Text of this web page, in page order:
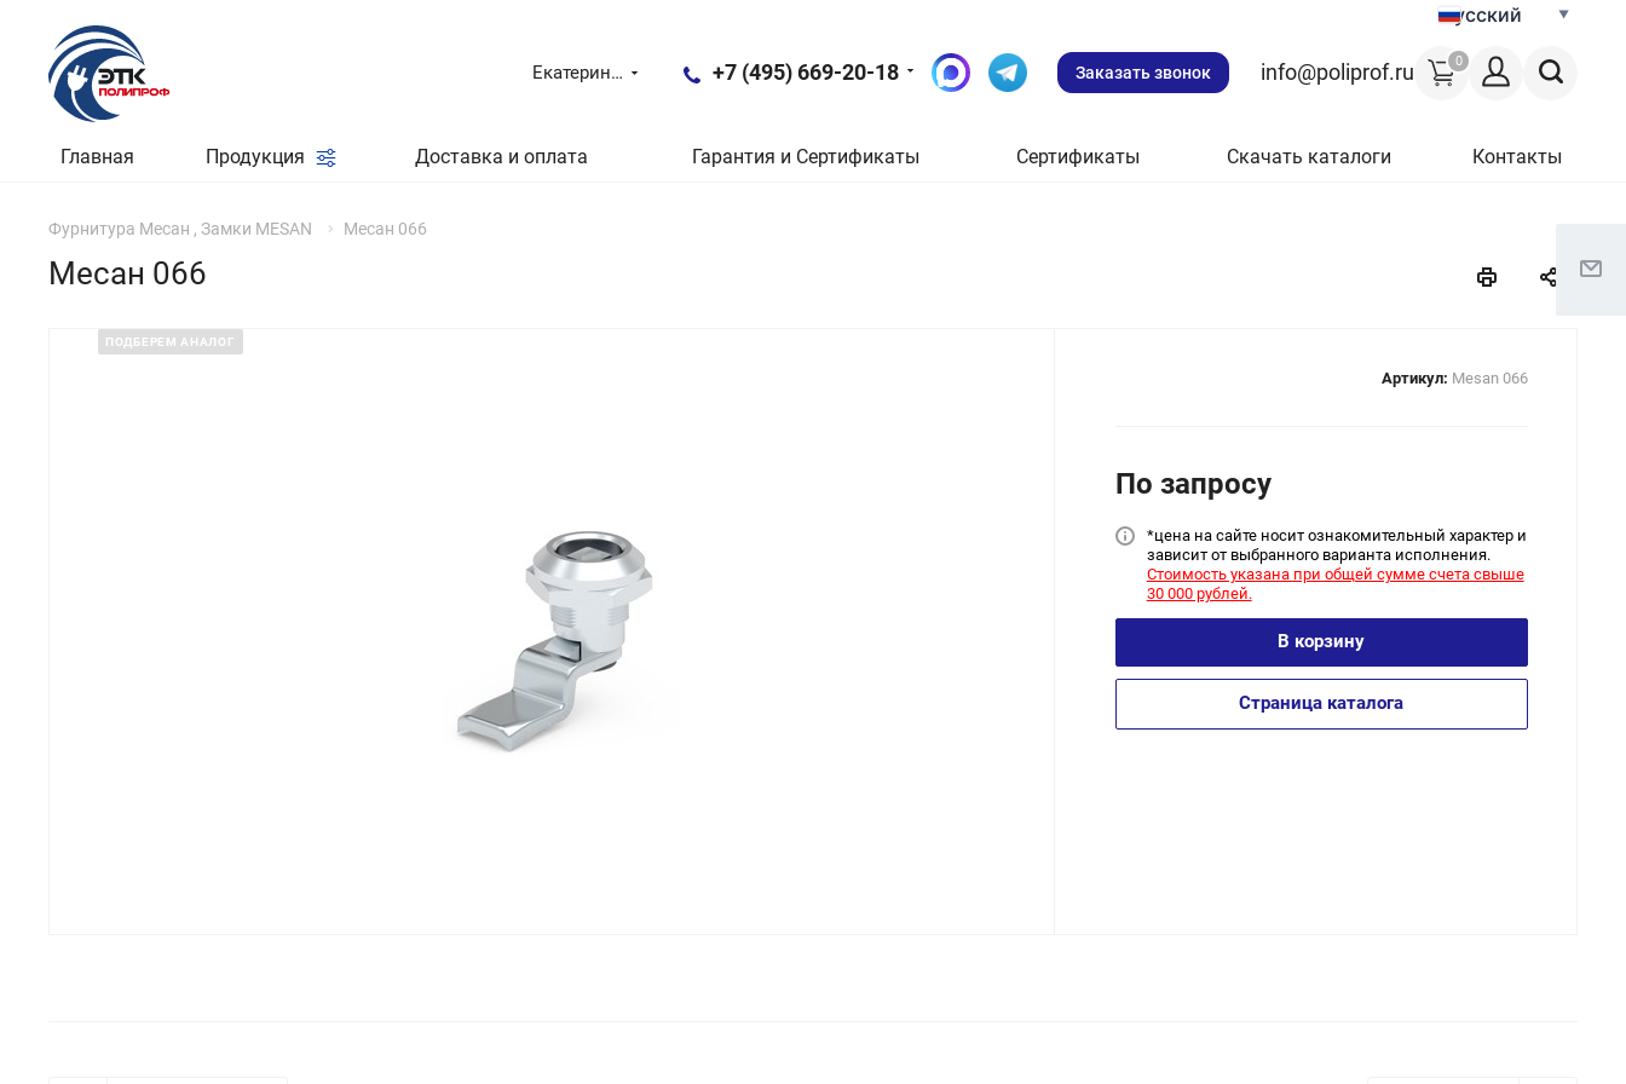
Русский
0
Екатеринбург +7 (495) 669-20-18 Заказать звонок info@poliprof.ru
Главная Продукция Доставка и оплата Гарантия и Сертификаты Сертификаты Скачать каталоги Контакты
Фурнитура Месан , Замки MESAN Месан 066
Месан 066
ПОДБЕРЕМ АНАЛОГ
Артикул: Mesan 066
По запросу
*цена на сайте носит ознакомительный характер и
зависит от выбранного варианта исполнения.
Стоимость указана при общей сумме счета свыше
30 000 рублей.
В корзину
Страница каталога